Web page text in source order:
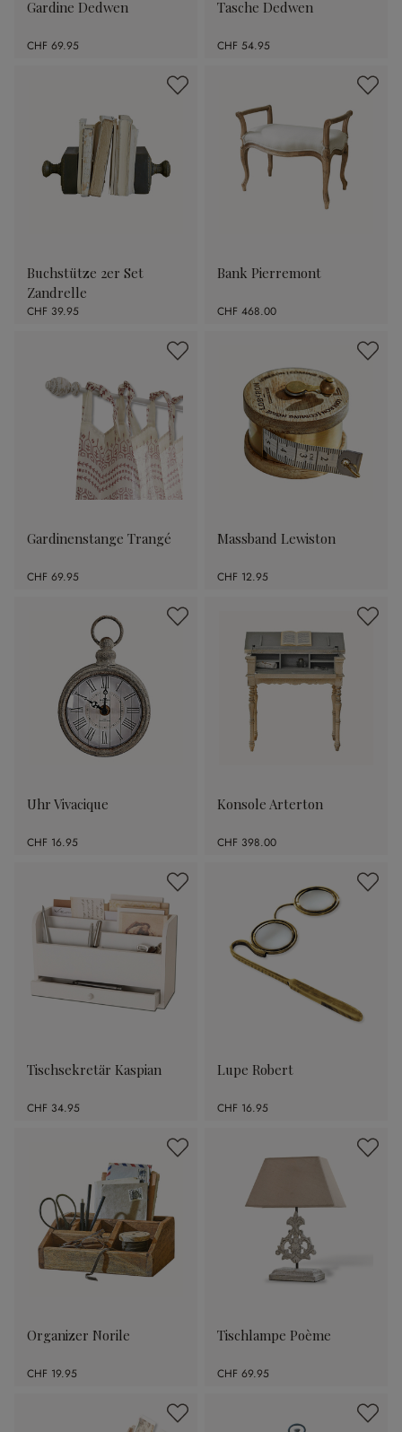
Gardine Dedwen
CHF 69.95
Tasche Dedwen
CHF 54.95
Buchstütze 2er Set
Zandrelle
CHF 39.95
Bank Pierremont
CHF 468.00
Gardinenstange Trangé
CHF 69.95
Massband Lewiston
CHF 12.95
Uhr Vivacique
CHF 16.95
Konsole Arterton
CHF 398.00
Tischsekretär Kaspian
CHF 34.95
Lupe Robert
CHF 16.95
Organizer Norile
CHF 19.95
Tischlampe Poème
CHF 69.95